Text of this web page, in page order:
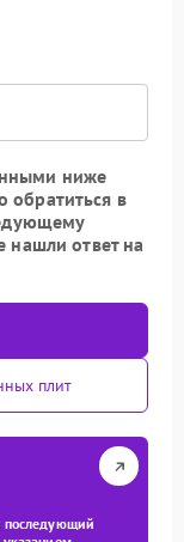
ниже
обратиться в
нашли ответ на
плит
последующий